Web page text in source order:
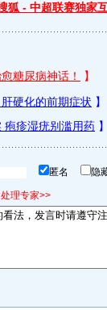
狐 - 中超联赛独家
匿名 隐
理专家>>